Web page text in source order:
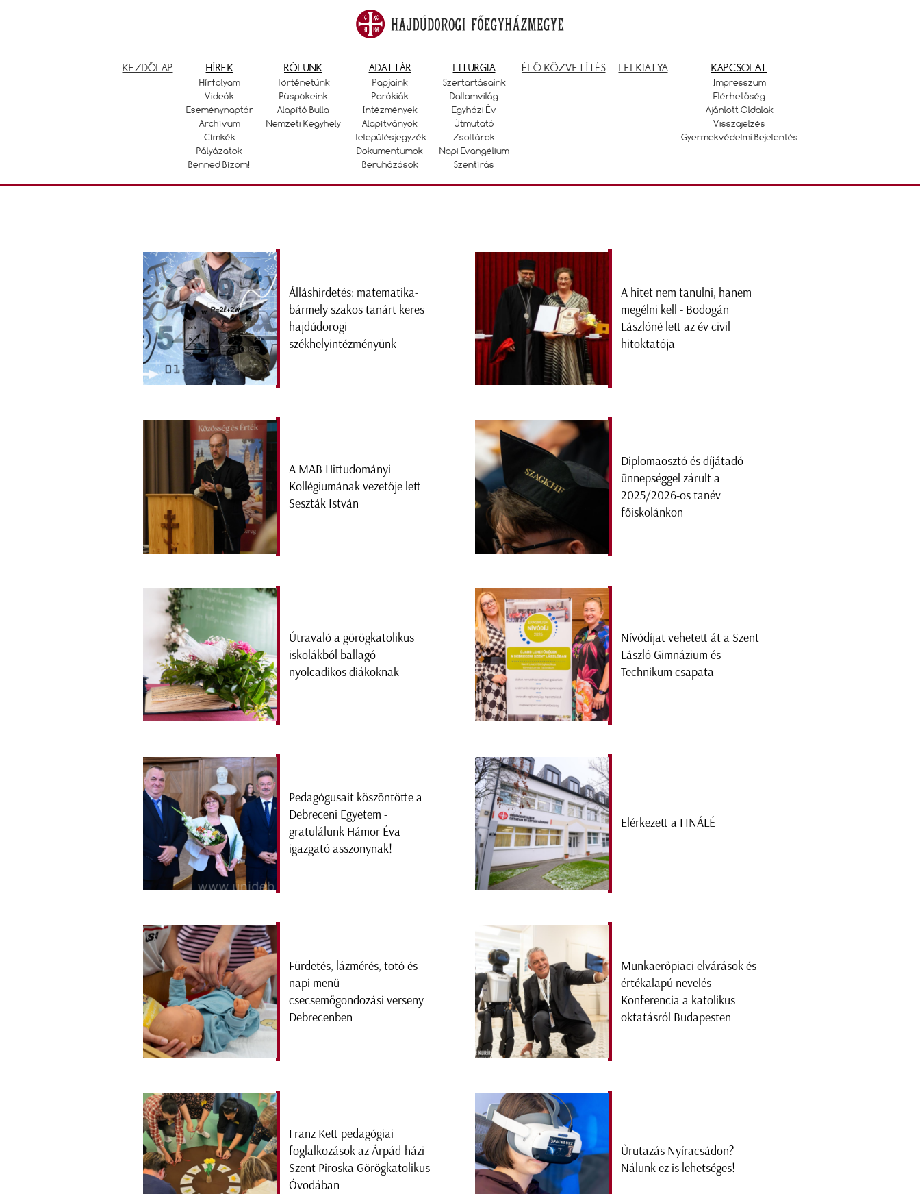
KEZDŐLAP HÍREK
Hírfolyam
Videók
Eseménynaptár
Archívum
Címkék
Pályázatok
Benned Bízom!
RÓLUNK
Történetünk
Püspökeink
Alapító Bulla
Nemzeti Kegyhely
ADATTÁR
Papjaink
Parókiák
Intézmények
Alapítványok
Településjegyzék
Dokumentumok
Beruházások
LITURGIA
Szertartásaink
Dallamvilág
Egyházi Év
Útmutató
Zsoltárok
Napi Evangélium
Szentírás
ÉLŐ KÖZVETÍTÉS LELKIATYA KAPCSOLAT
Impresszum
Elérhetőség
Ajánlott Oldalak
Visszajelzés
Gyermekvédelmi Bejelentés
Álláshirdetés: matematika-
bármely szakos tanárt keres
hajdúdorogi
székhelyintézményünk
A hitet nem tanulni, hanem
megélni kell - Bodogán
Lászlóné lett az év civil
hitoktatója
A MAB Hittudományi
Kollégiumának vezetője lett
Seszták István
Diplomaosztó és díjátadó
ünnepséggel zárult a
2025/2026-os tanév
főiskolánkon
Útravaló a görögkatolikus
iskolákból ballagó
nyolcadikos diákoknak
Nívódíjat vehetett át a Szent
László Gimnázium és
Technikum csapata
Pedagógusait köszöntötte a
Debreceni Egyetem -
gratulálunk Hámor Éva
igazgató asszonynak!
Elérkezett a FINÁLÉ
Fürdetés, lázmérés, totó és
napi menü –
csecsemőgondozási verseny
Debrecenben
Munkaerőpiaci elvárások és
értékalapú nevelés –
Konferencia a katolikus
oktatásról Budapesten
Franz Kett pedagógiai
foglalkozások az Árpád-házi
Szent Piroska Görögkatolikus
Óvodában
Űrutazás Nyíracsádon?
Nálunk ez is lehetséges!